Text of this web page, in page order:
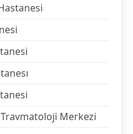
Merkezi